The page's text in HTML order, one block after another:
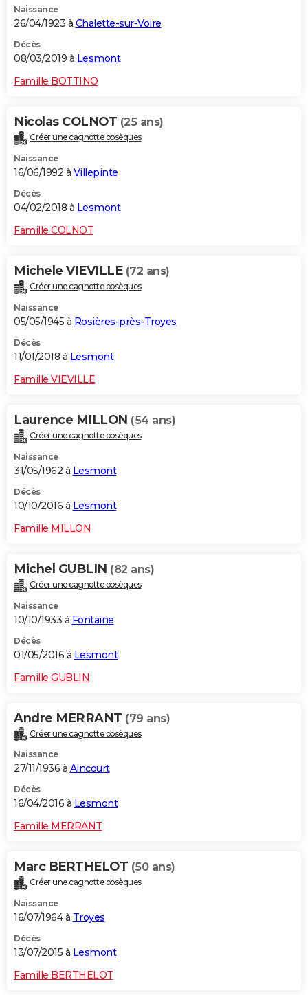
Naissance
26/04/1923 à Chalette-sur-Voire
Décès
08/03/2019 à Lesmont
Famille BOTTINO
Nicolas COLNOT (25 ans)
Créer une cagnotte obsèques
Naissance
16/06/1992 à Villepinte
Décès
04/02/2018 à Lesmont
Famille COLNOT
Michele VIEVILLE (72 ans)
Créer une cagnotte obsèques
Naissance
05/05/1945 à Rosières-près-Troyes
Décès
11/01/2018 à Lesmont
Famille VIEVILLE
Laurence MILLON (54 ans)
Créer une cagnotte obsèques
Naissance
31/05/1962 à Lesmont
Décès
10/10/2016 à Lesmont
Famille MILLON
Michel GUBLIN (82 ans)
Créer une cagnotte obsèques
Naissance
10/10/1933 à Fontaine
Décès
01/05/2016 à Lesmont
Famille GUBLIN
Andre MERRANT (79 ans)
Créer une cagnotte obsèques
Naissance
27/11/1936 à Aincourt
Décès
16/04/2016 à Lesmont
Famille MERRANT
Marc BERTHELOT (50 ans)
Créer une cagnotte obsèques
Naissance
16/07/1964 à Troyes
Décès
13/07/2015 à Lesmont
Famille BERTHELOT